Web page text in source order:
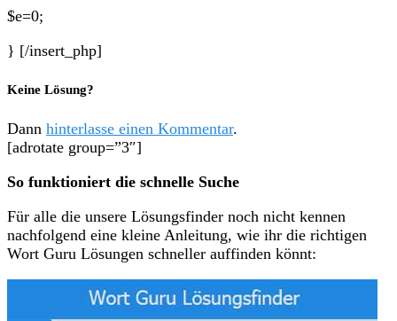
$e=0;
} [/insert_php]
Keine Lösung?
Dann hinterlasse einen Kommentar.
[adrotate group=”3″]
So funktioniert die schnelle Suche
Für alle die unsere Lösungsfinder noch nicht kennen
nachfolgend eine kleine Anleitung, wie ihr die richtigen
Wort Guru Lösungen schneller auffinden könnt: